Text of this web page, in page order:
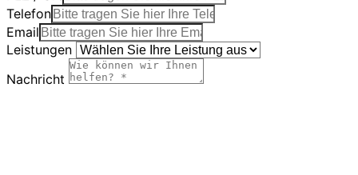
Telefon
Email
Leistungen
Nachricht